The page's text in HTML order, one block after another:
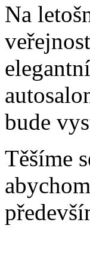
Na
bude
Těšíme